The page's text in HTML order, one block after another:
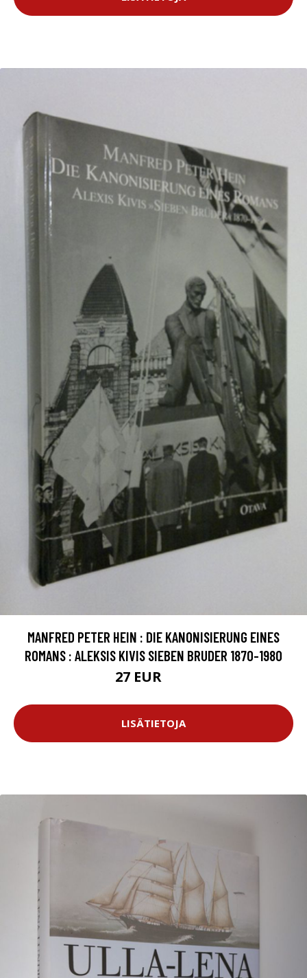
MANFRED PETER HEIN : DIE KANONISIERUNG EINES
ROMANS : ALEKSIS KIVIS SIEBEN BRUDER 1870-1980
27 EUR
LISÄTIETOJA